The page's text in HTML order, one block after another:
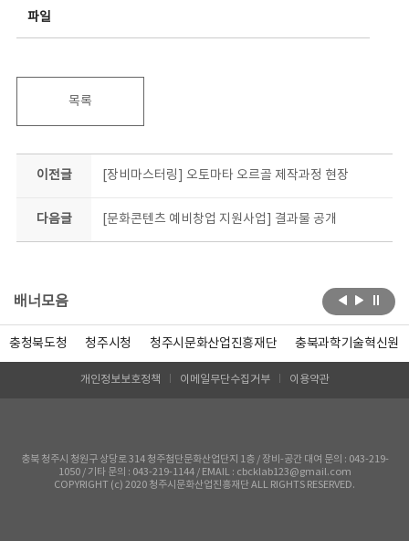
파일
목록
이전글 [장비마스터링] 오토마타 오르골 제작과정 현장
다음글 [문화콘텐츠 예비창업 지원사업] 결과물 공개
배너모음
충청북도청 청주시청 청주시문화산업진흥재단 충북과학기술혁신원
개인정보보호정책 이메일무단수집거부 이용약관
충북 청주시 청원구 상당로 314 청주첨단문화산업단지 1층 / 장비-공간 대여 문의 : 043-219-
1050 / 기타 문의 : 043-219-1144 / EMAIL : cbcklab123@gmail.com
COPYRIGHT (c) 2020 청주시문화산업진흥재단 ALL RIGHTS RESERVED.